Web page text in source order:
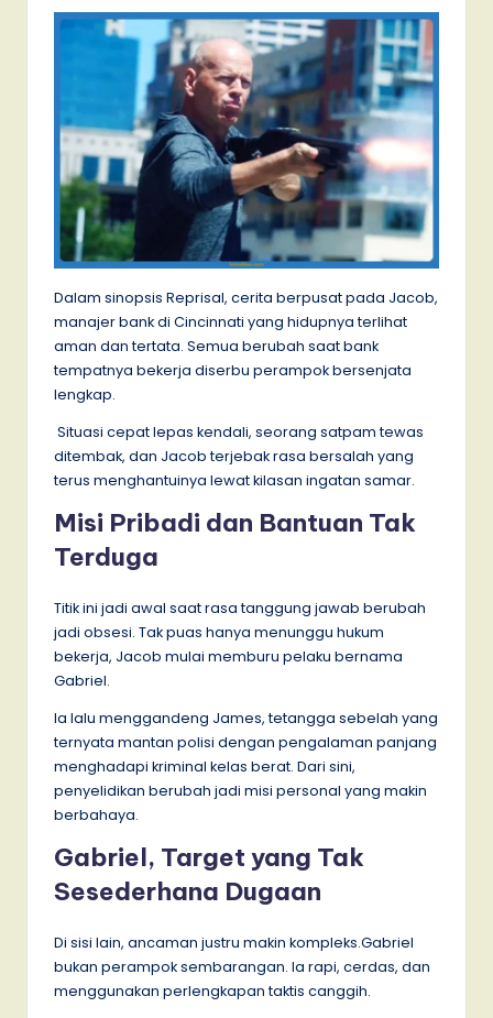
Dalam sinopsis Reprisal, cerita berpusat pada Jacob,
manajer bank di Cincinnati yang hidupnya terlihat
aman dan tertata. Semua berubah saat bank
tempatnya bekerja diserbu perampok bersenjata
lengkap.
Situasi cepat lepas kendali, seorang satpam tewas
ditembak, dan Jacob terjebak rasa bersalah yang
terus menghantuinya lewat kilasan ingatan samar.
Misi Pribadi dan Bantuan Tak
Terduga
Titik ini jadi awal saat rasa tanggung jawab berubah
jadi obsesi. Tak puas hanya menunggu hukum
bekerja, Jacob mulai memburu pelaku bernama
Gabriel.
Ia lalu menggandeng James, tetangga sebelah yang
ternyata mantan polisi dengan pengalaman panjang
menghadapi kriminal kelas berat. Dari sini,
penyelidikan berubah jadi misi personal yang makin
berbahaya.
Gabriel, Target yang Tak
Sesederhana Dugaan
Di sisi lain, ancaman justru makin kompleks.Gabriel
bukan perampok sembarangan. Ia rapi, cerdas, dan
menggunakan perlengkapan taktis canggih.